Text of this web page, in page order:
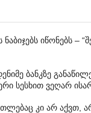
იწონებს –
ბანკზე
სესხით ვეღარ
კი არ აქვთ,